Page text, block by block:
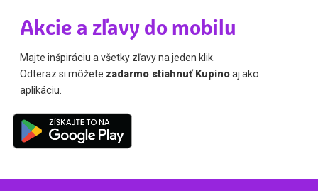
Akcie a zľavy do mobilu
Majte inšpiráciu a všetky zľavy na jeden klik.
Odteraz si môžete zadarmo stiahnuť Kupinoaj ako
aplikáciu.